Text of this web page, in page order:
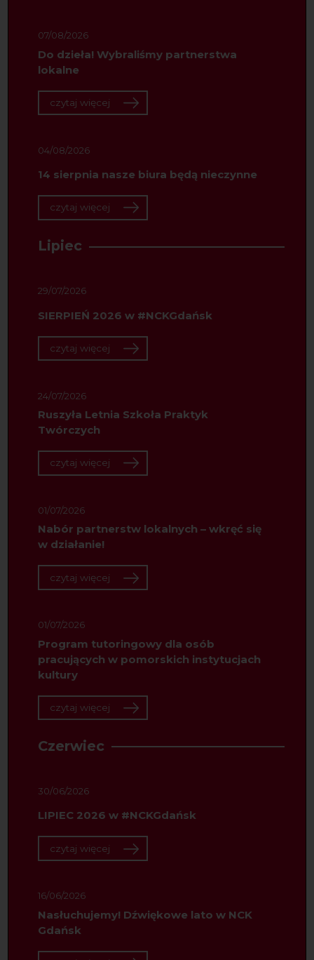
07/08/2026
Do dzieła! Wybraliśmy partnerstwa
lokalne
czytaj więcej
04/08/2026
14 sierpnia nasze biura będą nieczynne
czytaj więcej
Lipiec
29/07/2026
SIERPIEŃ 2026 w #NCKGdańsk
czytaj więcej
24/07/2026
Ruszyła Letnia Szkoła Praktyk
Twórczych
czytaj więcej
01/07/2026
Nabór partnerstw lokalnych – wkręć się
w działanie!
czytaj więcej
01/07/2026
Program tutoringowy dla osób
pracujących w pomorskich instytucjach
kultury
czytaj więcej
Czerwiec
30/06/2026
LIPIEC 2026 w #NCKGdańsk
czytaj więcej
16/06/2026
Nasłuchujemy! Dźwiękowe lato w NCK
Gdańsk